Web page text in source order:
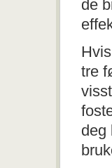
de
tre
deg